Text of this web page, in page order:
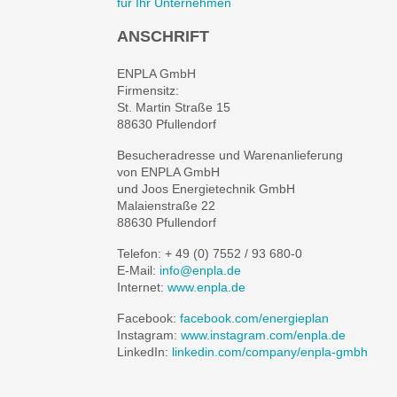
ANSCHRIFT
ENPLA GmbH
Firmensitz:
St. Martin Straße 15
88630 Pfullendorf
Besucheradresse und Warenanlieferung
von ENPLA GmbH
und Joos Energietechnik GmbH
Malaienstraße 22
88630 Pfullendorf
Telefon: + 49 (0) 7552 / 93 680-0
E-Mail: info@enpla.de
Internet: www.enpla.de
Facebook: facebook.com/energieplan
Instagram: www.instagram.com/enpla.de
LinkedIn: linkedin.com/company/enpla-gmbh